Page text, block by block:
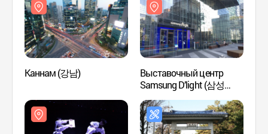
Каннам (강남)
Выставочный центр
Samsung D’light (삼성
딜라이트)